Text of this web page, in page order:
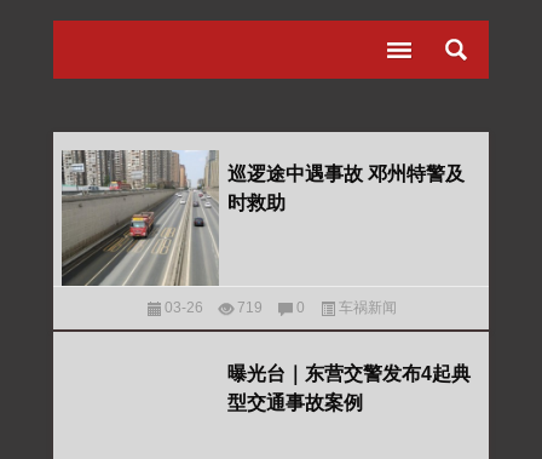
巡逻途中遇事故 邓州特警及
时救助
03-26 719 0 车祸新闻
曝光台｜东营交警发布4起典
型交通事故案例